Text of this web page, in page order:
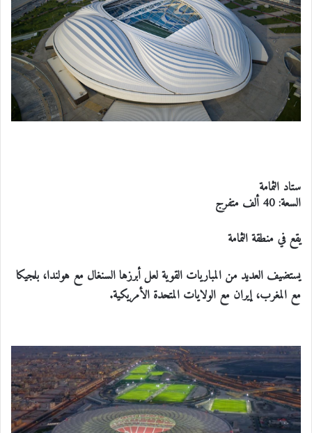
ستاد الثمامة
السعة: 40 ألف متفرج
يقع في منطقة الثمامة
يستضيف العديد من المباريات القوية لعل أبرزها السنغال مع هولندا، بلجيكا
مع المغرب، إيران مع الولايات المتحدة الأمريكية.